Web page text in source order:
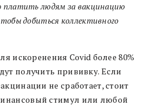
платить людям за вакцинацию
добиться коллективного
искоренения Covid более 80%
получить прививку. Если
не сработает, стоит
стимул или любой